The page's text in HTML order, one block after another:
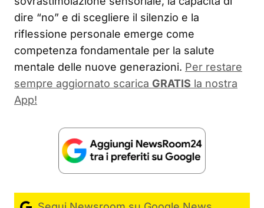
dire “no” e di scegliere il silenzio e la
riflessione personale emerge come
competenza fondamentale per la salute
mentale delle nuove generazioni. Per restare
sempre aggiornato scarica GRATIS la nostra
App!